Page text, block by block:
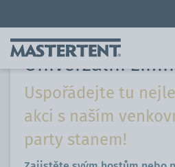
Události & promo akce
Univerzální
Uspořádejte tu
akci s naším
party stanem!
Kontakt Home